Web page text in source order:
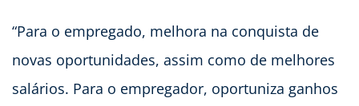
“Para o empregado, melhora na conquista de
novas oportunidades, assim como de melhores
salários. Para o empregador, oportuniza ganhos